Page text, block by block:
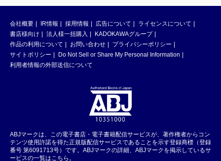
会社概要 IR情報 採用情報 広告について
ライセンスについて
書店様向け
法人様一括購入
KADOKAWAグループ
作品の利用について
お問い合わせ
プライバシーポリシー
サイトポリシー
Do Not Sell or Share My Personal Information
利用者情報の外部送信について
ABJマークは、この電子書店・電子書籍配信サービスが、著作権者からコン
テンツ使用許諾を得た正規版配信サービスであることを示す登録商標（登録
番号 第6091713号）です。ABJマークの詳細、ABJマークを掲示しているサ
ービスの一覧はこちら。